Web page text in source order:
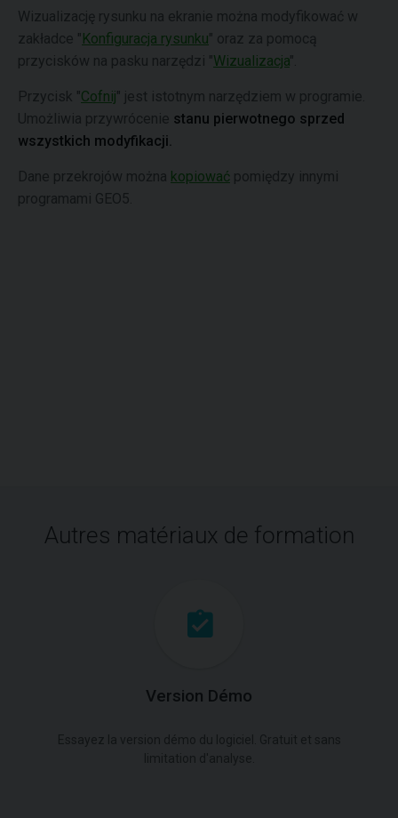
Wizualizację rysunku na ekranie można modyfikować w
zakładce "Konfiguracja rysunku" oraz za pomocą
przycisków na pasku narzędzi "Wizualizacja".
Przycisk "Cofnij" jest istotnym narzędziem w programie.
Umożliwia przywrócenie stanu pierwotnego sprzed
wszystkich modyfikacji.
Dane przekrojów można kopiować pomiędzy innymi
programami GEO5.
Autres matériaux de formation
Version Démo